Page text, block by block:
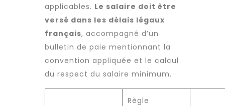
applicables. Le salaire doit être
versé dans les délais légaux
français, accompagné d’un
bulletin de paie mentionnant la
convention appliquée et le calcul
du respect du salaire minimum.
Règle